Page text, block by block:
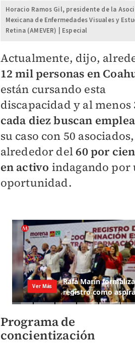
Horacio Ramos Gil, presidente de la
Mexicana de Enfermedades Visuales y
Retina (AMEVER) | Especial
Actualmente, dijo,
12 mil personas en
están cursando esta
discapacidad y al menos
cada diez buscan
su caso con 50 asociados,
alrededor del60 por
en activo indagando por
oportunidad.
Programa de
concientización